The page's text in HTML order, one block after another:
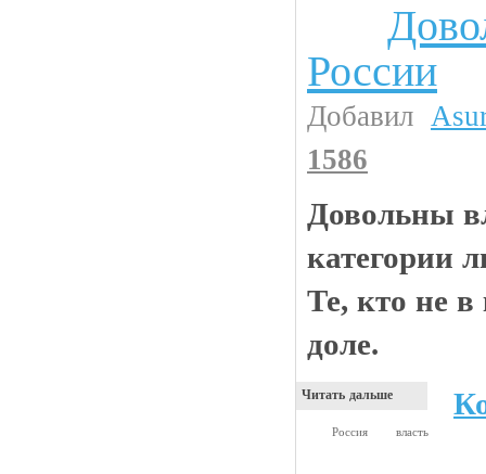
России
Добавил
1586
Довольны
категории
Те, кто не в
доле.
Читать дальше
Россия власть